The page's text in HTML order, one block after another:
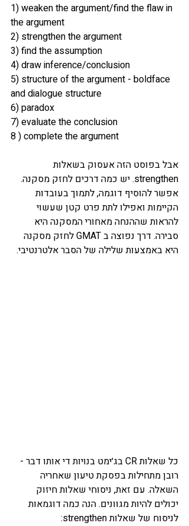
1) weaken the argument/find the flaw in
the argument
2) strengthen the argument
3) find the assumption
4) draw inference/conclusion
5) structure of the argument - boldface
and dialogue structure
6) paradox
7) evaluate the conclusion
8 ) complete the argument
אבל בפוסט הזה אעסוק בשאלות
strengthen. יש כמה דרכים לחזק מסקנה.
אפשר להוסיף דוגמה, לתמוך בעובדות
הקיימות ואפילו לתת פרט קטן שעשוי
להראות שההנחה מאחורי המסקנה היא
סבירה. דרך נפוצה ב GMAT לחזק מסקנה
היא באמצעות שלילה של הסבר אלטרנטיבי.
כל שאלות CR בג׳ימט בנויות די אותו דבר -
רובן מתחילות בפסקת טיעון שאחריה
השאלה. עם זאת, ניסוחי שאלות חיזוק
יכולים להיות מגוונים. הנה כמה דוגמאות
לניסוח של שאלות strengthen: